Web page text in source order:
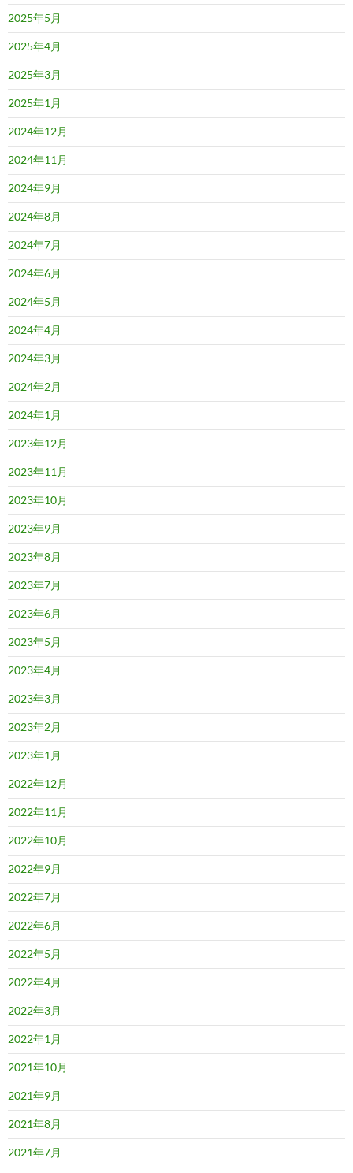
2025年5月
2025年4月
2025年3月
2025年1月
2024年12月
2024年11月
2024年9月
2024年8月
2024年7月
2024年6月
2024年5月
2024年4月
2024年3月
2024年2月
2024年1月
2023年12月
2023年11月
2023年10月
2023年9月
2023年8月
2023年7月
2023年6月
2023年5月
2023年4月
2023年3月
2023年2月
2023年1月
2022年12月
2022年11月
2022年10月
2022年9月
2022年7月
2022年6月
2022年5月
2022年4月
2022年3月
2022年1月
2021年10月
2021年9月
2021年8月
2021年7月